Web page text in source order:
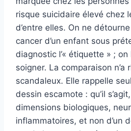
risque suicidaire élevé chez
d’entre elles. On ne
cancer d’un enfant sous
diagnostic l’« étiquette » ;
soigner. La comparaison n’a
scandaleux. Elle rappelle
dessin escamote : qu’il
dimensions biologiques,
inflammatoires, et non d’un